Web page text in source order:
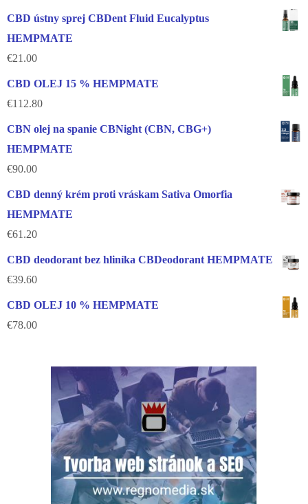
CBD ústny sprej CBDent Fluid Eucalyptus
HEMPMATE
€21.00
CBD OLEJ 15 % HEMPMATE
€112.80
CBN olej na spanie CBNight (CBN, CBG+)
HEMPMATE
€90.00
CBD denný krém proti vráskam Sativa Omorfia
HEMPMATE
€61.20
CBD deodorant bez hliníka CBDeodorant HEMPMATE
€39.60
CBD OLEJ 10 % HEMPMATE
€78.00